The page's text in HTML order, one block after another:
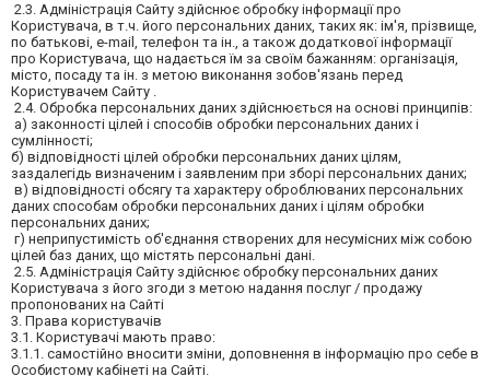
2.3. Адміністрація Сайту здійснює обробку інформації про
Користувача, в т.ч. його персональних даних, таких як: ім'я, прізвище,
по батькові, e-mail, телефон та ін., а також додаткової інформації
про Користувача, що надається їм за своїм бажанням: організація,
місто, посаду та ін. з метою виконання зобов'язань перед
Користувачем Сайту .
2.4. Обробка персональних даних здійснюється на основі принципів:
а) законності цілей і способів обробки персональних даних і
сумлінності;
б) відповідності цілей обробки персональних даних цілям,
заздалегідь визначеним і заявленим при зборі персональних даних;
в) відповідності обсягу та характеру оброблюваних персональних
даних способам обробки персональних даних і цілям обробки
персональних даних;
г) неприпустимість об'єднання створених для несумісних між собою
цілей баз даних, що містять персональні дані.
2.5. Адміністрація Сайту здійснює обробку персональних даних
Користувача з його згоди з метою надання послуг / продажу
пропонованих на Сайті
3. Права користувачів
3.1. Користувачі мають право:
3.1.1. самостійно вносити зміни, доповнення в інформацію про себе в
Особистому кабінеті на Сайті.